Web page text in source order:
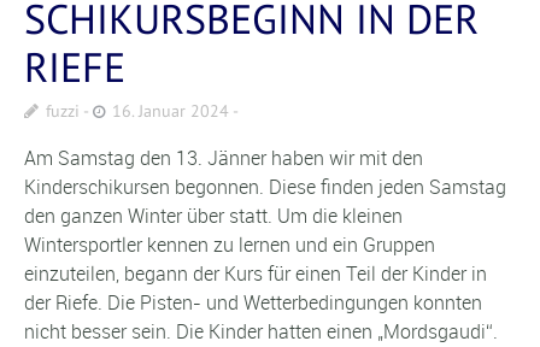
SCHIKURSBEGINN IN DER
RIEFE
fuzzi 16. Januar 2024
Am Samstag den 13. Jänner haben wir mit den
Kinderschikursen begonnen. Diese finden jeden Samstag
den ganzen Winter über statt. Um die kleinen
Wintersportler kennen zu lernen und ein Gruppen
einzuteilen, begann der Kurs für einen Teil der Kinder in
der Riefe. Die Pisten- und Wetterbedingungen konnten
nicht besser sein. Die Kinder hatten einen „Mordsgaudi“.